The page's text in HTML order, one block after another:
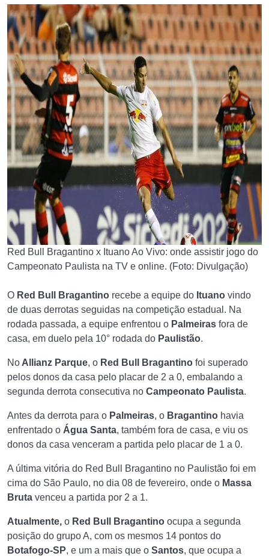
Red Bull Bragantino x Ituano Ao Vivo: onde assistir jogo do
Campeonato Paulista na TV e online. (Foto: Divulgação)
O Red Bull Bragantino recebe a equipe do Ituano vindo
de duas derrotas seguidas na competição estadual. Na
rodada passada, a equipe enfrentou o Palmeiras fora de
casa, em duelo pela 10° rodada do Paulistão.
No Allianz Parque, o Red Bull Bragantino foi superado
pelos donos da casa pelo placar de 2 a 0, embalando a
segunda derrota consecutiva no Campeonato Paulista.
Antes da derrota para o Palmeiras, o Bragantino havia
enfrentado o Água Santa, também fora de casa, e viu os
donos da casa venceram a partida pelo placar de 1 a 0.
A última vitória do Red Bull Bragantino no Paulistão foi em
cima do São Paulo, no dia 08 de fevereiro, onde o Massa
Bruta venceu a partida por 2 a 1.
Atualmente, o Red Bull Bragantino ocupa a segunda
posição do grupo A, com os mesmos 14 pontos do
Botafogo-SP, e um a mais que o Santos, que ocupa a